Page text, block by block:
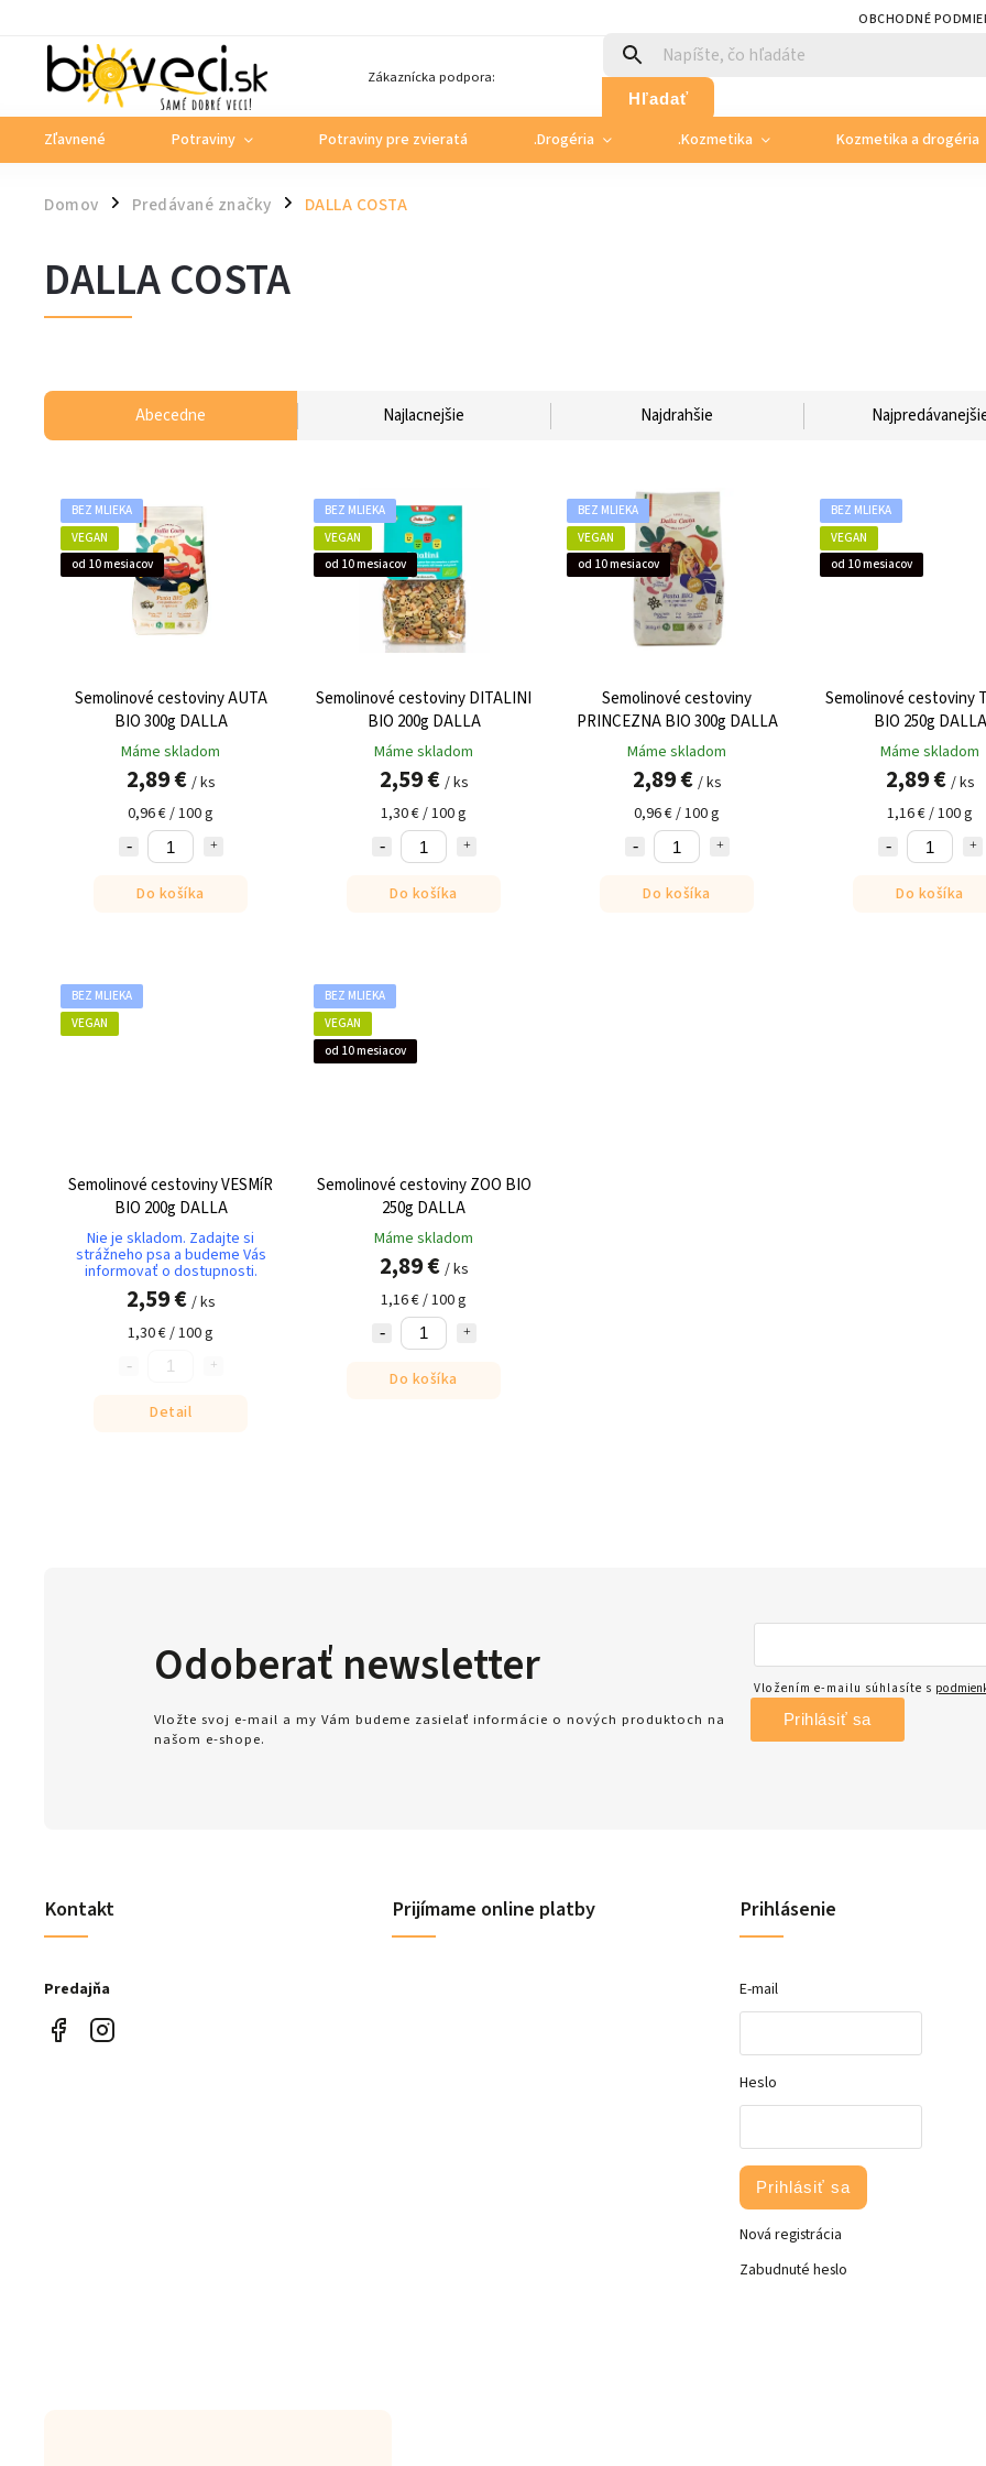
OBCHODNÉ
Zákaznícka podpora:
Hľadať
Zľavnené Potraviny Potraviny pre zvieratá .Drogéria .Kozmetika Kozmetika a drogéria
Domov / Predávané značky / DALLA COSTA
DALLA COSTA
Abecedne Najlacnejšie Najdrahšie
BEZ MLIEKA
VEGAN
od 10 mesiacov
Semolinové cestoviny AUTA
BIO 300g DALLA
Máme skladom
2,89 € / ks
0,96 € / 100 g
Do košíka
BEZ MLIEKA
VEGAN
od 10 mesiacov
Semolinové cestoviny DITALINI
BIO 200g DALLA
Máme skladom
2,59 € / ks
1,30 € / 100 g
Do košíka
BEZ MLIEKA
VEGAN
od 10 mesiacov
Semolinové cestoviny
PRINCEZNA BIO 300g DALLA
Máme skladom
2,89 € / ks
0,96 € / 100 g
Do košíka
BEZ MLIEKA
VEGAN
od 10 mesiacov
Semolinové cestoviny
BIO 250g DALLA
Máme skladom
2,89 € / ks
1,16 € / 100 g
Do košíka
BEZ MLIEKA
VEGAN
Semolinové cestoviny VESMíR
BIO 200g DALLA
Nie je skladom. Zadajte si
strážneho psa a budeme Vás
informovať o dostupnosti.
2,59 € / ks
1,30 € / 100 g
Detail
BEZ MLIEKA
VEGAN
od 10 mesiacov
Semolinové cestoviny ZOO BIO
250g DALLA
Máme skladom
2,89 € / ks
1,16 € / 100 g
Do košíka
Kontakt
Predajňa
Odoberať newsletter
Vložte svoj e-mail a my Vám budeme zasielať informácie o nových produktoch na
našom e-shope.
Vložením e-mailu súhlasíte s
Prihlásiť sa
Prijímame online platby Prihlásenie
E-mail
Heslo
Prihlásiť sa
Nová registrácia
Zabudnuté heslo